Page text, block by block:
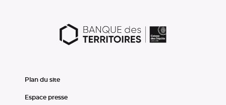
Plan du site
Espace presse